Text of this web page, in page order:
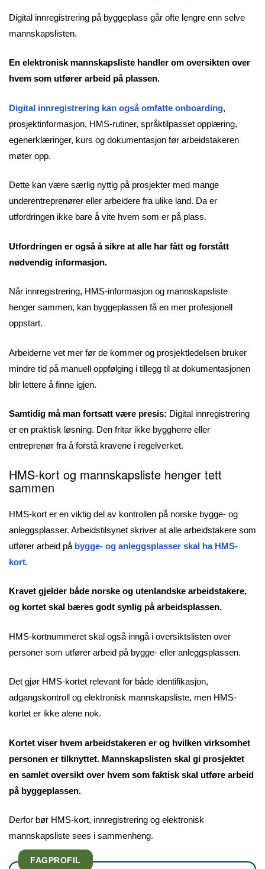
Digital innregistrering på byggeplass går ofte lengre enn selve
mannskapslisten.
En elektronisk mannskapsliste handler om oversikten over
hvem som utfører arbeid på plassen.
Digital innregistrering kan også omfatte onboarding,
prosjektinformasjon, HMS-rutiner, språktilpasset opplæring,
egenerklæringer, kurs og dokumentasjon før arbeidstakeren
møter opp.
Dette kan være særlig nyttig på prosjekter med mange
underentreprenører eller arbeidere fra ulike land. Da er
utfordringen ikke bare å vite hvem som er på plass.
Utfordringen er også å sikre at alle har fått og forstått
nødvendig informasjon.
Når innregistrering, HMS-informasjon og mannskapsliste
henger sammen, kan byggeplassen få en mer profesjonell
oppstart.
Arbeiderne vet mer før de kommer og prosjektledelsen bruker
mindre tid på manuell oppfølging i tillegg til at dokumentasjonen
blir lettere å finne igjen.
Samtidig må man fortsatt være presis: Digital innregistrering
er en praktisk løsning. Den fritar ikke byggherre eller
entreprenør fra å forstå kravene i regelverket.
HMS-kort og mannskapsliste henger tett
sammen
HMS-kort er en viktig del av kontrollen på norske bygge- og
anleggsplasser. Arbeidstilsynet skriver at alle arbeidstakere som
utfører arbeid på bygge- og anleggsplasser skal ha HMS-
kort.
Kravet gjelder både norske og utenlandske arbeidstakere,
og kortet skal bæres godt synlig på arbeidsplassen.
HMS-kortnummeret skal også inngå i oversiktslisten over
personer som utfører arbeid på bygge- eller anleggsplassen.
Det gjør HMS-kortet relevant for både identifikasjon,
adgangskontroll og elektronisk mannskapsliste, men HMS-
kortet er ikke alene nok.
Kortet viser hvem arbeidstakeren er og hvilken virksomhet
personen er tilknyttet. Mannskapslisten skal gi prosjektet
en samlet oversikt over hvem som faktisk skal utføre arbeid
på byggeplassen.
Derfor bør HMS-kort, innregistrering og elektronisk
mannskapsliste sees i sammenheng.
FAGPROFIL